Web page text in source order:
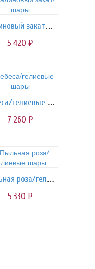
Малиновый закат/шары
5 420 руб.
Небеса/гелиевые шары
7 260 руб.
Пыльная роза/гелиевые шары
5 330 руб.